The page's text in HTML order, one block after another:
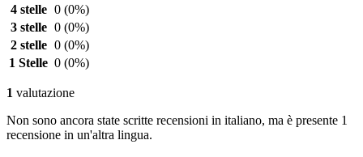
4 stelle 0 (0%)
3 stelle 0 (0%)
2 stelle 0 (0%)
1 Stelle 0 (0%)
1 valutazione
Non sono ancora state scritte recensioni in italiano, ma è presente 1
recensione in un'altra lingua.